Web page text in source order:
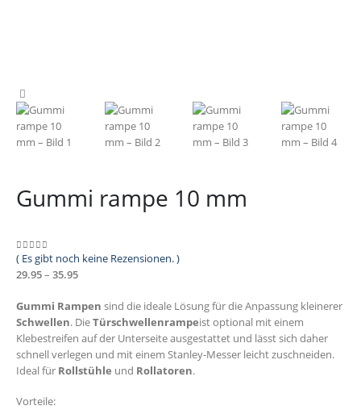
Gummi rampe 10 mm
0 out of 5
( Es gibt noch keine Rezensionen. )
29.95– 35.95Preisspanne:
bis
€35.95
Gummi Rampen sind die ideale Lösung für die Anpassung kleinerer
Schwellen. DieTürschwellenrampeist optional mit einem
Klebestreifen auf der Unterseite ausgestattet und lässt sich daher
schnell verlegen und mit einem Stanley-Messer leicht zuschneiden.
Ideal für Rollstühle und Rollatoren.
Vorteile: